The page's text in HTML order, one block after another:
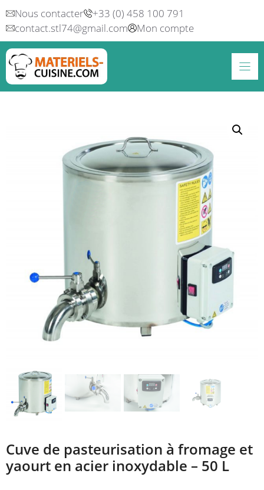
Aller
au
contenu
Nous contacter
+33 (0) 458 100 791
contact.stl74@gmail.com
Mon compte
Cuve de pasteurisation à fromage et
yaourt en acier inoxydable – 50 L